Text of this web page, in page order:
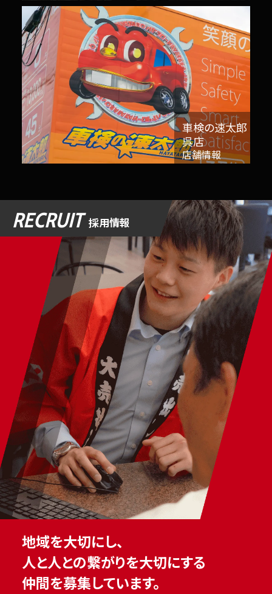
車検の速太郎
呉店
店舗情報
RECRUIT 採用情報
地域を大切にし、
人と人との繋がりを大切にする
仲間を募集しています。